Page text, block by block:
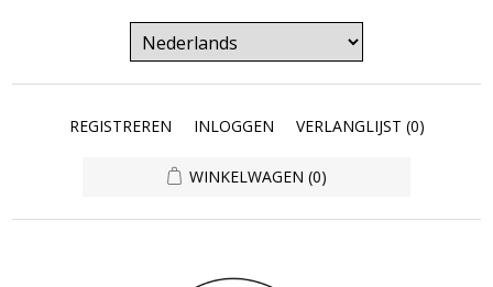
REGISTREREN INLOGGEN VERLANGLIJST (0)
WINKELWAGEN (0)